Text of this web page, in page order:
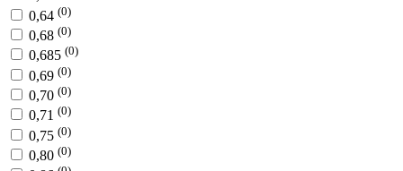
0,64 (0)
0,68 (0)
0,685 (0)
0,69 (0)
0,70 (0)
0,71 (0)
0,75 (0)
0,80 (0)